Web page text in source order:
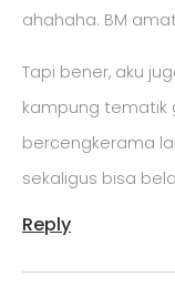
ahahaha. BM
Tapi bener, aku
kampung tematik
bercengkerama
sekaligus bisa
Reply